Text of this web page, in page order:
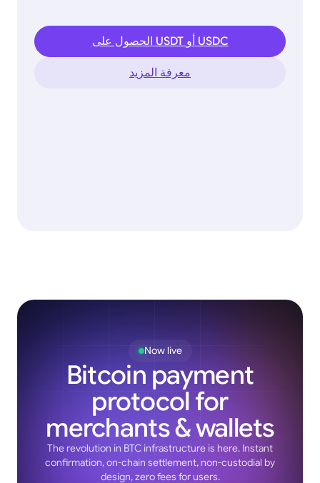
الحصول على USDT أو USDC
معرفة المزيد
Now live
Bitcoin payment
protocol for
merchants & wallets
The revolution in BTC infrastructure is here. Instant
confirmation, on-chain settlement, non-custodial by
design, zero fees for users.